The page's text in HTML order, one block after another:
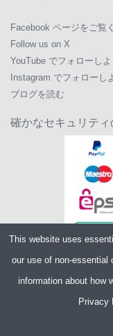
Facebook ページをご覧
Follow us on X
YouTube でフォローしよ
Instagram でフォローし
ブログを読む
確かなセキュリテ
Merlin
Buckshaw
This website uses
our use of non-
information about how
Privacy